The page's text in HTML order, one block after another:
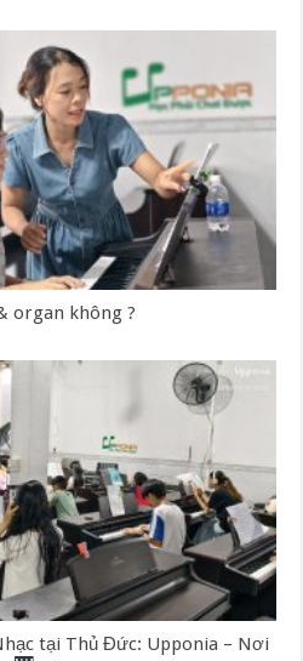
organ không ?
tại Thủ Đức: Upponia – Nơi